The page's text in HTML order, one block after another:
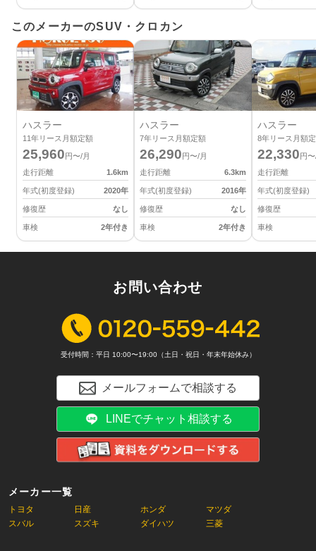
このメーカーのSUV・クロカン
ハスラー
11年リース月額定額
25,960円〜/月
走行距離
1.6km
年式(初度登録) 2020年
修復歴 なし
車検 2年付き
ハスラー
7年リース月額定額
26,290円〜/月
走行距離
6.3km
年式(初度登録) 2016年
修復歴 なし
車検 2年付き
ハスラー
8年リース月額
22,330円
走行距離
年式(初度登録)
修復歴
車検
メーカー一覧
トヨタ 日産 ホンダ
マツダ
スバル
スズキ ダイハツ 三菱
お問い合わせ
受付時間：平日 10:00〜19:00（土日・祝日・年末年始休み）
メールフォームで相談する
LINEでチャット相談する